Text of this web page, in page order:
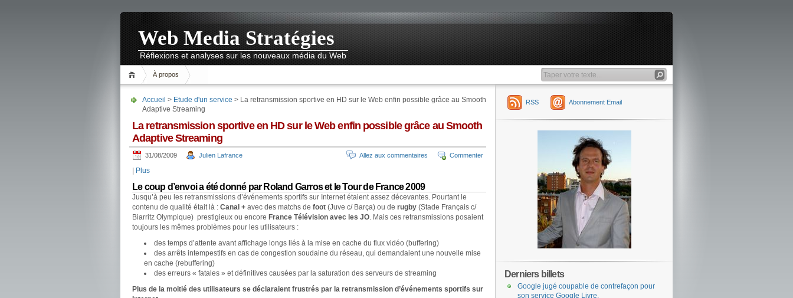
Web Media Stratégies
Réflexions et analyses sur les nouveaux média du Web
À propos
Accueil > Etude d'un service > La retransmission sportive en HD sur le Web enfin possible grâce au Smooth
Adaptive Streaming
La retransmission sportive en HD sur le Web enfin possible grâce au Smooth
Adaptive Streaming
31/08/2009 Julien Lafrance Commenter
Allez aux commentaires
Plus
Le coup d’envoi a été donné par Roland Garros et le Tour de France 2009
Jusqu’à peu les retransmissions d’événements sportifs sur Internet étaient assez décevantes. Pourtant le
contenu de qualité était là : Canal + avec des matchs de foot (Juve c/ Barça) ou de rugby (Stade Français c/
Biarritz Olympique) prestigieux ou encore France Télévision avec les JO. Mais ces retransmissions posaient
toujours les mêmes problèmes pour les utilisateurs :
des temps d’attente avant affichage longs liés à la mise en cache du flux vidéo (buffering)
des arrêts intempestifs en cas de congestion soudaine du réseau, qui demandaient une nouvelle mise
en cache (rebuffering)
des erreurs « fatales » et définitives causées par la saturation des serveurs de streaming
Plus de la moitié des utilisateurs se déclaraient frustrés par la retransmission d’événements sportifs sur
RSS Abonnement Email
Derniers billets
Google jugé coupable de contrefaçon pour
son service Google Livre.